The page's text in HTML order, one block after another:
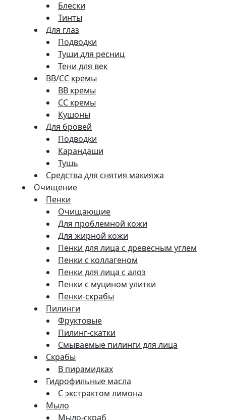
Блески
Тинты
Для глаз
Подводки
Туши для ресниц
Тени для век
BB/CC кремы
BB кремы
СС кремы
Кушоны
Для бровей
Подводки
Карандаши
Тушь
Средства для снятия макияжа
Очищение
Пенки
Очищающие
Для проблемной кожи
Для жирной кожи
Пенки для лица с древесным углем
Пенки с коллагеном
Пенки для лица с алоэ
Пенки с муцином улитки
Пенки-скрабы
Пилинги
Фруктовые
Пилинг-скатки
Смываемые пилинги для лица
Скрабы
В пирамидках
Гидрофильные масла
С экстрактом лимона
Мыло
Мыло-скраб